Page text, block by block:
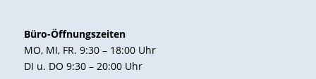
Büro-Öffnungszeiten
MO, MI, FR. 9:30 – 18:00 Uhr
DI u. DO 9:30 – 20:00 Uhr